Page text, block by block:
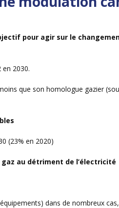
pour agir sur le
en 2030.
que son homologue gazier
(23% en 2020)
au détriment de l’électricité
dans de nombreux